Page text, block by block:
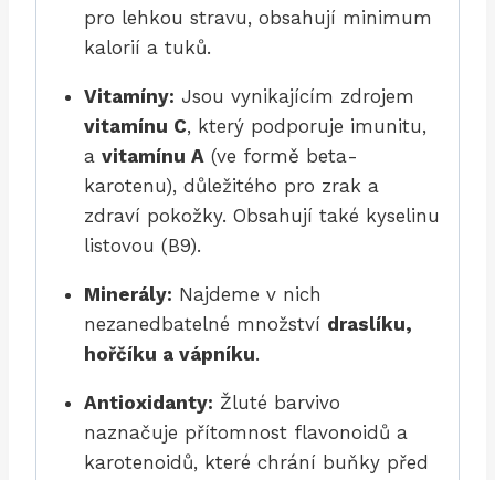
pro lehkou stravu, obsahují minimum
kalorií a tuků.
Vitamíny: Jsou vynikajícím zdrojem
vitamínu C, který podporuje imunitu,
a vitamínu A (ve formě beta-
karotenu), důležitého pro zrak a
zdraví pokožky. Obsahují také kyselinu
listovou (B9).
Minerály: Najdeme v nich
nezanedbatelné množství draslíku,
hořčíku a vápníku.
Antioxidanty: Žluté barvivo
naznačuje přítomnost flavonoidů a
karotenoidů, které chrání buňky před